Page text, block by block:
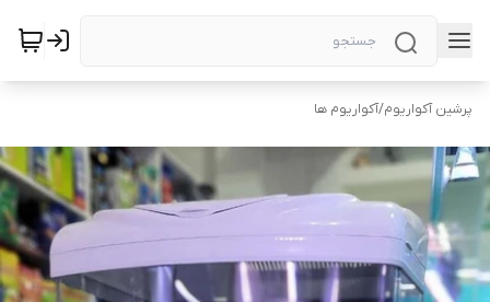
پرشین آکواریوم/آکواریوم ها